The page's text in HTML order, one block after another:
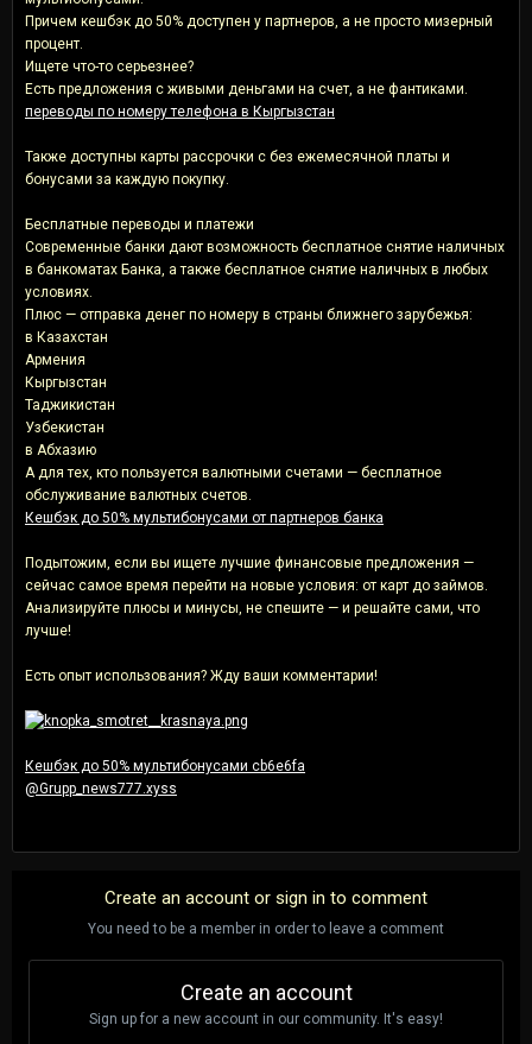
Причем кешбэк до 50% доступен у партнеров, а не просто мизерный
процент.
Ищете что-то серьезнее?
Есть предложения с живыми деньгами на счет, а не фантиками.
переводы по номеру телефона в Кыргызстан
Также доступны карты рассрочки с без ежемесячной платы и
бонусами за каждую покупку.
Бесплатные переводы и платежи
Современные банки дают возможность бесплатное снятие наличных
в банкоматах Банка, а также бесплатное снятие наличных в любых
условиях.
Плюс — отправка денег по номеру в страны ближнего зарубежья:
в Казахстан
Армения
Кыргызстан
Таджикистан
Узбекистан
в Абхазию
А для тех, кто пользуется валютными счетами — бесплатное
обслуживание валютных счетов.
Кешбэк до 50% мультибонусами от партнеров банка
Подытожим, если вы ищете лучшие финансовые предложения —
сейчас самое время перейти на новые условия: от карт до займов.
Анализируйте плюсы и минусы, не спешите — и решайте сами, что
лучше!
Есть опыт использования? Жду ваши комментарии!
Кешбэк до 50% мультибонусами cb6e6fa
@Grupp_news777.xyss
Create an account or sign in to comment
You need to be a member in order to leave a comment
Create an account
Sign up for a new account in our community. It's easy!